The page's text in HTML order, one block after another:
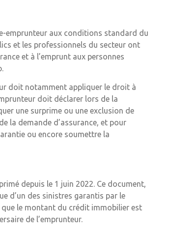
emprunteur aux conditions standard du
et les professionnels du secteur ont
et à l’emprunt aux personnes
doit notamment appliquer le droit à
doit déclarer lors de la
une surprime ou une exclusion de
la demande d’assurance, et pour
ou encore soumettre la
depuis le 1 juin 2022. Ce document,
d’un des sinistres garantis par le
le montant du crédit immobilier est
de l’emprunteur.